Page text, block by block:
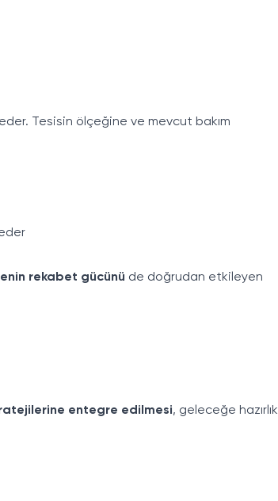
Tesisin ölçeğine ve mevcut bakım
rekabet gücünü de doğrudan etkileyen
entegre edilmesi, geleceğe hazırlık